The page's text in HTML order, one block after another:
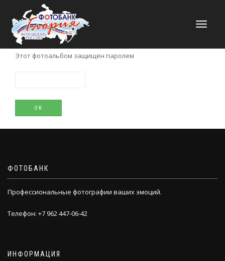
НАВИГАЦИЯ
Этот фотоальбом защищен паролем
ФОТОБАНК
Профессиональные фотографии ваших эмоций.
Телефон: +7 962 447-06-42
ИНФОРМАЦИЯ